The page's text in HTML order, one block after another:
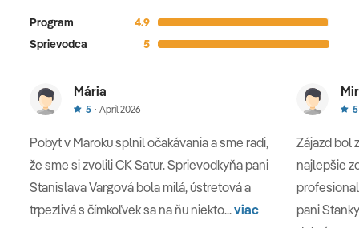
MERZOUGA - ERFOUD - TINERHIR
založené ešte za francúzskej éry ako základňa na juhu
krajiny. Dnes je rajom paleontológov – zastavíme sa vo
fosílnej fabrike, kde z prastarých skamenelín brúsia
ozdoby a dekorácie. A tie majú čo rozprávať: tunajšia
zem bola pred zhruba 400 miliónmi rokov dnom
pradávneho oceánu, a tak sa dnes v čiernom mramore
lesknú stočené ulity dávnych hlavonožcov.
Program
4.9
Sprievodca
5
Mária
5 Apríl 2026
Pobyt v Maroku splnil očakávania a sme radi,
že sme si zvolili CK Satur. Sprievodkyňa pani
Stanislava Vargová bola milá, ústretová a
trpezlivá s čímkoľvek sa na ňu niekto...viac
5
Zájazd bol
najlepšie
pani